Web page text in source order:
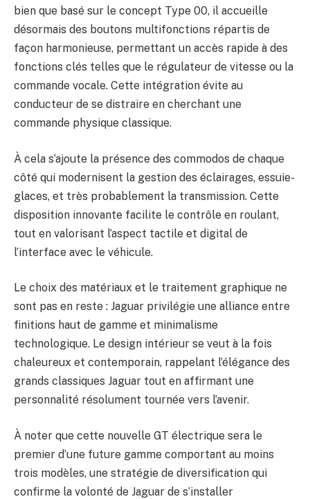
bien que basé sur le concept Type 00, il accueille
désormais des boutons multifonctions répartis de
façon harmonieuse, permettant un accès rapide à des
fonctions clés telles que le régulateur de vitesse ou la
commande vocale. Cette intégration évite au
conducteur de se distraire en cherchant une
commande physique classique.
À cela s’ajoute la présence des commodos de chaque
côté qui modernisent la gestion des éclairages, essuie-
glaces, et très probablement la transmission. Cette
disposition innovante facilite le contrôle en roulant,
tout en valorisant l’aspect tactile et digital de
l’interface avec le véhicule.
Le choix des matériaux et le traitement graphique ne
sont pas en reste : Jaguar privilégie une alliance entre
finitions haut de gamme et minimalisme
technologique. Le design intérieur se veut à la fois
chaleureux et contemporain, rappelant l’élégance des
grands classiques Jaguar tout en affirmant une
personnalité résolument tournée vers l’avenir.
À noter que cette nouvelle GT électrique sera le
premier d’une future gamme comportant au moins
trois modèles, une stratégie de diversification qui
confirme la volonté de Jaguar de s’installer